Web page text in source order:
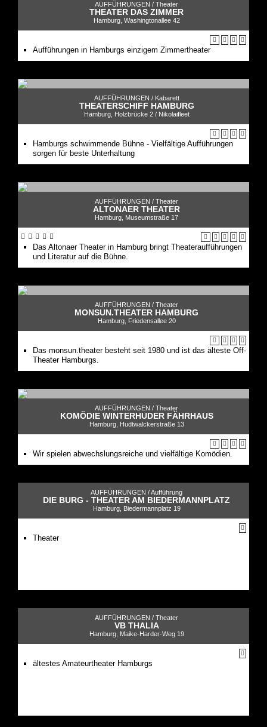
AUFFÜHRUNGEN / Theater
THEATER DAS ZIMMER
Hamburg, Washingtonallee 42
Aufführungen in Hamburgs einzigem Zimmertheater
AUFFÜHRUNGEN / Kabarett
THEATERSCHIFF HAMBURG
Hamburg, Holzbrücke 2 / Nikolaifleet
Hamburgs schwimmende Bühne - Vielfältige Aufführungen
sorgen für beste Unterhaltung
AUFFÜHRUNGEN / Theater
ALTONAER THEATER
Hamburg, Museumstraße 17
Das Altonaer Theater in Hamburg bringt Theateraufführungen
und Literatur auf die Bühne.
AUFFÜHRUNGEN / Theater
MONSUN.THEATER HAMBURG
Hamburg, Friedensallee 20
Das monsun.theater besteht seit 1980 und ist das älteste Off-
Theater Hamburgs.
AUFFÜHRUNGEN / Theater
KOMÖDIE WINTERHUDER FÄHRHAUS
Hamburg, Hudtwalckerstraße 13
Wir spielen abwechslungsreiche und vielfältige Komödien.
AUFFÜHRUNGEN /Aufführung
DIE BURG - THEATER AM BIEDERMANNPLATZ
Hamburg, Biedermannplatz 19
Theater
AUFFÜHRUNGEN / Theater
VB THALIA
Hamburg, Maike-Harder-Weg 19
ältestes Amateurtheater Hamburgs